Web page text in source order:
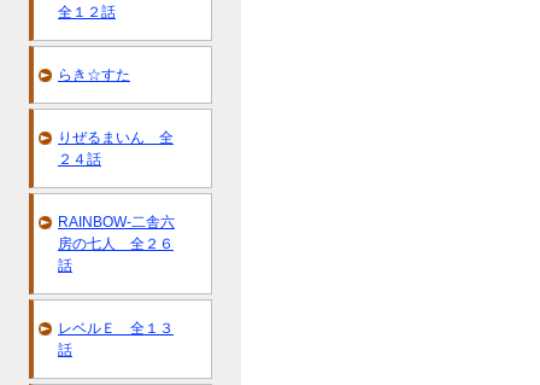
全１２話
らき☆すた
りぜるまいん 全
２４話
RAINBOW-二舎六
房の七人 全２６
話
レベルＥ 全１３
話